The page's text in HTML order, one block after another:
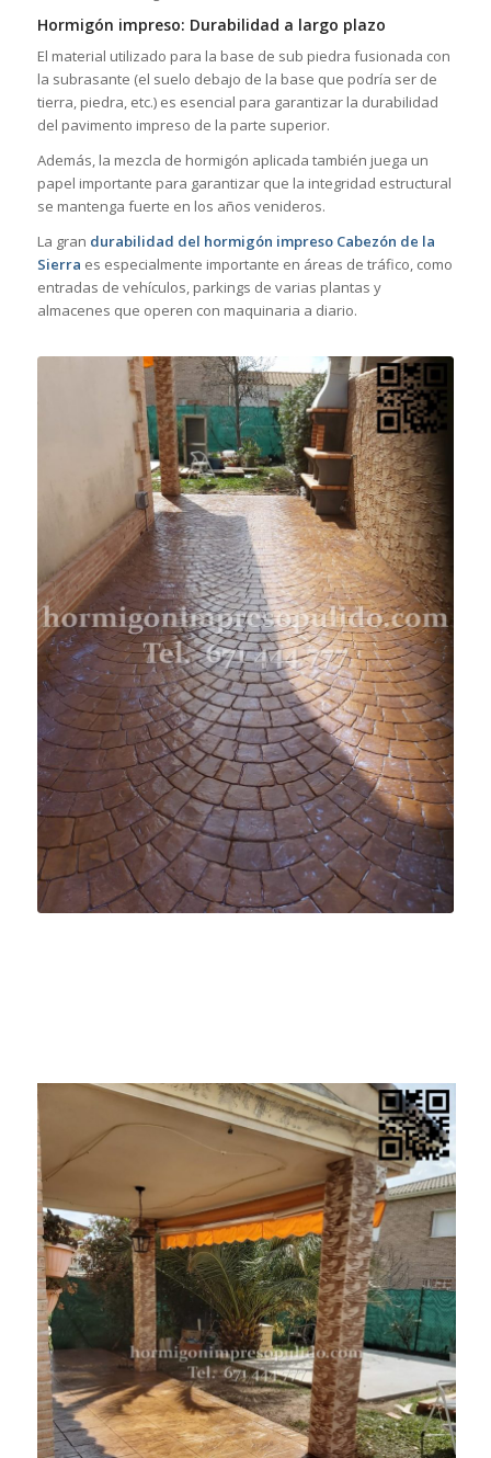
Hormigón impreso: Durabilidad a largo plazo
El material utilizado para la base de sub piedra fusionada con
la subrasante (el suelo debajo de la base que podría ser de
tierra, piedra, etc.) es esencial para garantizar la durabilidad
del pavimento impreso de la parte superior.
Además, la mezcla de hormigón aplicada también juega un
papel importante para garantizar que la integridad estructural
se mantenga fuerte en los años venideros.
La gran durabilidad del hormigón impreso Cabezón de la
Sierra es especialmente importante en áreas de tráfico, como
entradas de vehículos, parkings de varias plantas y
almacenes que operen con maquinaria a diario.